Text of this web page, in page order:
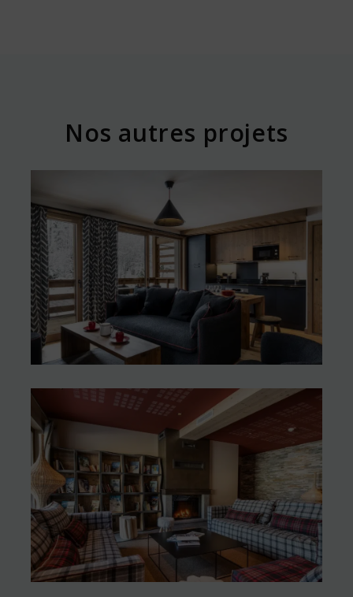
Nos autres projets
Résidence de tourisme
Altima**** Terrésens, à
Megève (74)
Résidences de tourisme